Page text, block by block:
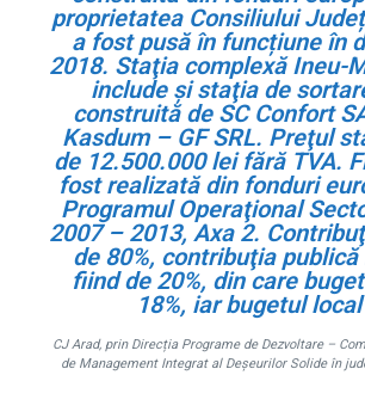
proprietatea Consiliului
a fost pusă în funcțiune în
2018. Staţia complexă Ineu-
include şi staţia de
construită de SC Confort
Kasdum – GF SRL. Preţul
de 12.500.000 lei fără TVA.
fost realizată din fonduri
Programul Operaţional
2007 – 2013, Axa 2.
de 80%, contribuţia
fiind de 20%, din care
18%, iar bugetul local
CJ Arad, prin Direcția Programe de Dezvoltare –
de Management Integrat al Deșeurilor Solide în